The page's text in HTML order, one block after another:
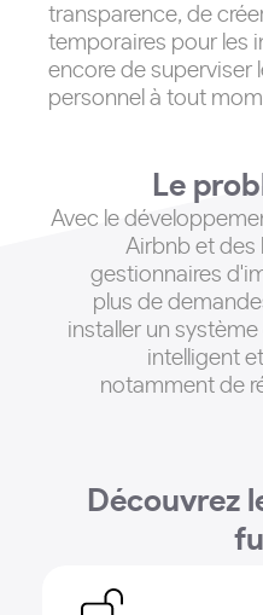
transparence, de
temporaires pour les
encore de superviser
personnel à tout
Le
Avec le développement des locations de type
Airbnb et des
gestionnaires
plus de
installer un
intelligent
notamment de
Découvrez